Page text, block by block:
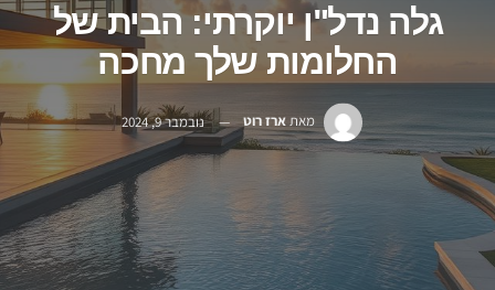
גלה נדל"ן יוקרתי: הבית של
החלומות שלך מחכה
מאת ארז רוט נובמבר 9, 2024